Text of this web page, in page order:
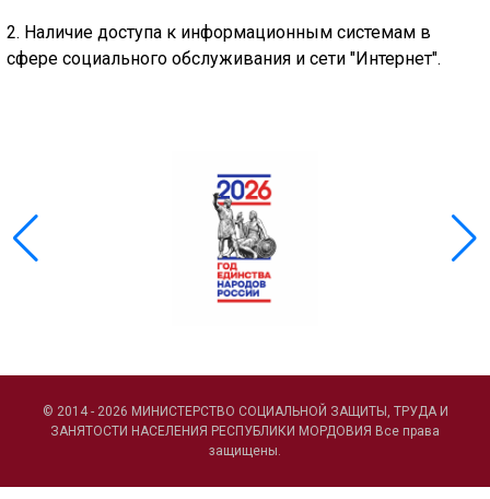
ГОЛОС
Настройки по умолчанию
2. Наличие доступа к информационным системам в
сфере социального обслуживания и сети "Интернет".
© 2014 - 2026 МИНИСТЕРСТВО СОЦИАЛЬНОЙ ЗАЩИТЫ, ТРУДА И
ЗАНЯТОСТИ НАСЕЛЕНИЯ РЕСПУБЛИКИ МОРДОВИЯ Все права
защищены.